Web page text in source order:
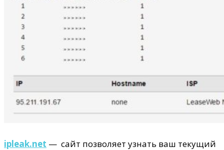
ipleak.net — сайт позволяет узнать ваш текущий